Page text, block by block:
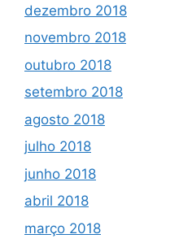
dezembro 2018
novembro 2018
outubro 2018
setembro 2018
agosto 2018
julho 2018
junho 2018
abril 2018
março 2018